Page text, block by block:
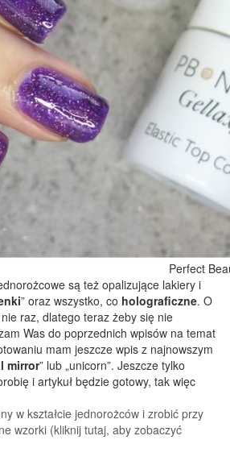
Perfect
są też opalizujące lakiery i
” oraz wszystko, co holograficzne. O
raz, dlatego teraz żeby się nie
Was do poprzednich wpisów na temat
mam jeszcze wpis z najnowszym
mirror” lub „unicorn”. Jeszcze tylko
i artykuł będzie gotowy, tak więc
w kształcie jednorożców i zrobić przy
wzorki (kliknij tutaj, aby zobaczyć